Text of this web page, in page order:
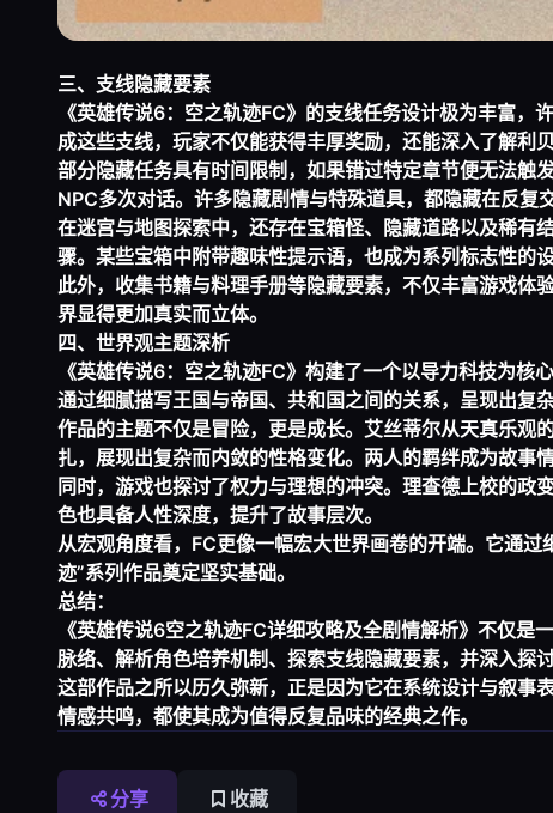
三、支线隐藏要素
《英雄传说6：空之轨迹FC》的支线任务设计极为丰富
成这些支线，玩家不仅能获得丰厚奖励，还能深入了解利
部分隐藏任务具有时间限制，如果错过特定章节便无法触
NPC多次对话。许多隐藏剧情与特殊道具，都隐藏在反复
在迷宫与地图探索中，还存在宝箱怪、隐藏道路以及稀有
骤。某些宝箱中附带趣味性提示语，也成为系列标志性的设
此外，收集书籍与料理手册等隐藏要素，不仅丰富游戏体
界显得更加真实而立体。
四、世界观主题深析
《英雄传说6：空之轨迹FC》构建了一个以导力科技为
通过细腻描写王国与帝国、共和国之间的关系，呈现出复
作品的主题不仅是冒险，更是成长。艾丝蒂尔从天真乐观
扎，展现出复杂而内敛的性格变化。两人的羁绊成为故事情
同时，游戏也探讨了权力与理想的冲突。理查德上校的
色也具备人性深度，提升了故事层次。
从宏观角度看，FC更像一幅宏大世界画卷的开端。它通
迹”系列作品奠定坚实基础。
总结：
《英雄传说6空之轨迹FC详细攻略及全剧情解析》不仅
脉络、解析角色培养机制、探索支线隐藏要素，并深入探
这部作品之所以历久弥新，正是因为它在系统设计与叙事
情感共鸣，都使其成为值得反复品味的经典之作。
分享 收藏